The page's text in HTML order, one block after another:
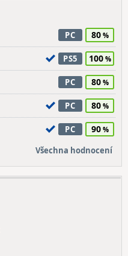
PC 80
PS5 100
PC 80
PC 80
PC 90
Všechna hodnocení